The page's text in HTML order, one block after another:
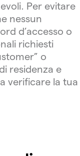
Per evitare
nessun
d’accesso o
richiesti
o
residenza e
verificare la tua